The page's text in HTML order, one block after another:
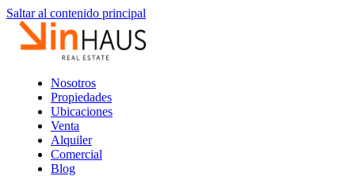
Saltar al contenido principal
Nosotros
Propiedades
Ubicaciones
Venta
Alquiler
Comercial
Blog